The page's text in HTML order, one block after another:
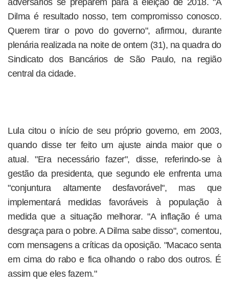
adversários se preparem para a eleição de 2018. "A
Dilma é resultado nosso, tem compromisso conosco.
Querem tirar o povo do governo", afirmou, durante
plenária realizada na noite de ontem (31), na quadra do
Sindicato dos Bancários de São Paulo, na região
central da cidade.
Lula citou o início de seu próprio governo, em 2003,
quando disse ter feito um ajuste ainda maior que o
atual. "Era necessário fazer", disse, referindo-se à
gestão da presidenta, que segundo ele enfrenta uma
"conjuntura altamente desfavorável", mas que
implementará medidas favoráveis à população à
medida que a situação melhorar. "A inflação é uma
desgraça para o pobre. A Dilma sabe disso", comentou,
com mensagens a críticas da oposição. "Macaco senta
em cima do rabo e fica olhando o rabo dos outros. É
assim que eles fazem."